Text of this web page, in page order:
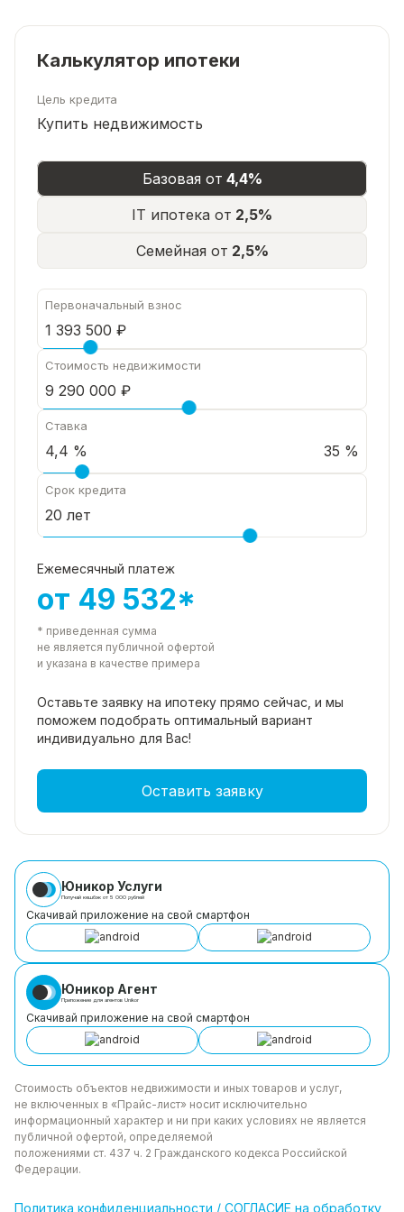
продемонстрировать в любой день по
предварительной записи.
Понравился дом? Жду звонка! Записывайтесь на
просмотр!
Калькулятор ипотеки
Цель кредита
Купить недвижимость
Базовая от 4,4%
IT ипотека от 2,5%
Семейная от 2,5%
Первоначальный взнос
Стоимость недвижимости
Ставка
35 %
Срок кредита
Ежемесячный платеж
от 49 532*
* приведенная сумма
не является публичной офертой
и указана в качестве примера
Оставьте заявку на ипотеку прямо сейчас, и мы
поможем подобрать оптимальный вариант
индивидуально для Вас!
Оставить заявку
Юникор Услуги
Получай кешбэк от 5 000 рублей
Скачивай приложение на свой смартфон
Юникор Агент
Приложение для агентов Unikor
Скачивай приложение на свой смартфон
Стоимость объектов недвижимости и иных товаров и услуг,
не включенных в «Прайс-лист» носит исключительно
информационный характер и ни при каких условиях не является
публичной офертой, определяемой
положениями ст. 437 ч. 2 Гражданского кодекса Российской
Федерации.
Политика конфиденциальности / СОГЛАСИЕ на обработку